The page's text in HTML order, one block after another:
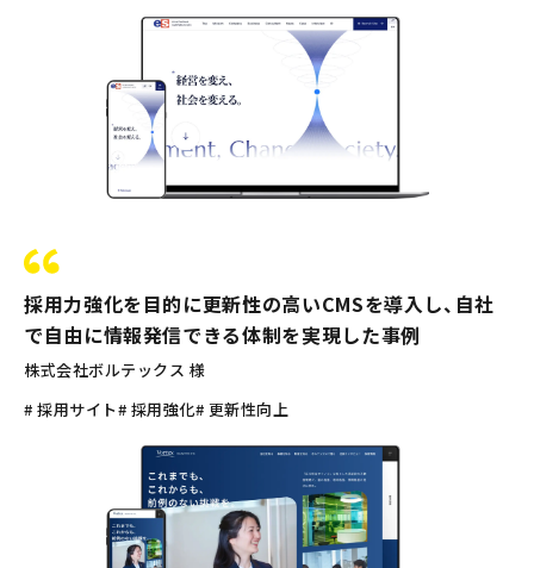
採用力強化を目的に更新性の高いCMSを導入し、自社
で自由に情報発信できる体制を実現した事例
株式会社ボルテックス 様
# 採用サイト# 採用強化# 更新性向上